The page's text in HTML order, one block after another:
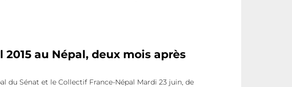
au Népal, deux mois après
du Sénat et le Collectif France-Népal Mardi 23 juin, de